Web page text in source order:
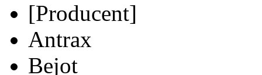
[Producent]
Antrax
Bejot